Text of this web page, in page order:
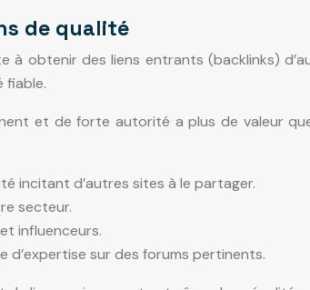
de qualité
à obtenir des liens entrants (backlinks)
fiable.
et de forte autorité a plus de valeur
incitant d’autres sites à le partager.
secteur.
influenceurs.
d’expertise sur des forums pertinents.